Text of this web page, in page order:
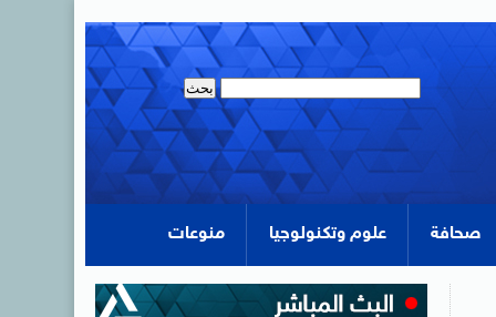
صحافة علوم وتكنولوجيا منوعات